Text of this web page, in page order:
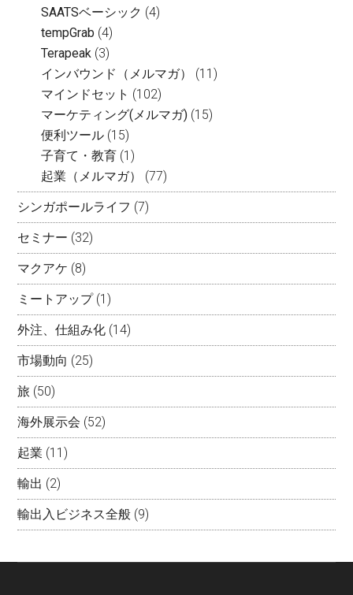
SAATSベーシック (4)
tempGrab (4)
Terapeak (3)
インバウンド（メルマガ）
(11)
マインドセット (102)
マーケティング(メルマガ) (15)
便利ツール (15)
子育て・教育 (1)
起業（メルマガ）
(77)
シンガポールライフ (7)
セミナー (32)
マクアケ (8)
ミートアップ(1)
外注、仕組み化 (14)
市場動向 (25)
旅 (50)
海外展示会 (52)
起業 (11)
輸出 (2)
輸出入ビジネス全般 (9)